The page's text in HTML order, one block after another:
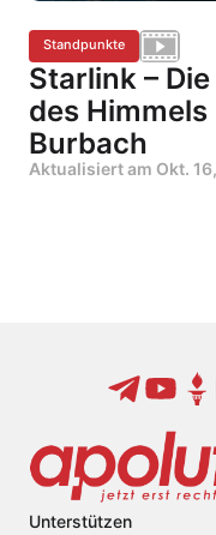
Standpunkte
Starlink –
des
Burbach
Aktualisiert am Okt.
Unterstützen